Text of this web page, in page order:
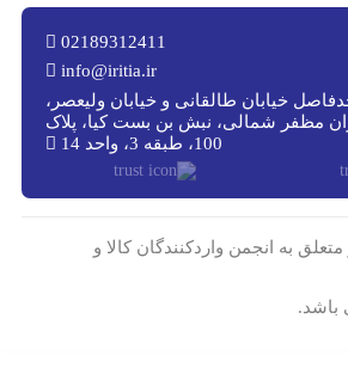
02189312411
info@iritia.ir
خیابان طالقانی و خیابان ولیعصر،
مظفر شمالی، نبش بن بست کیا، پلاک
100، طبقه 3، واحد 14
به انجمن واردکنندگان کالا و
باشد.